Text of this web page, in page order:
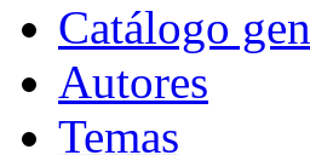
Catálogo
Autores
Temas